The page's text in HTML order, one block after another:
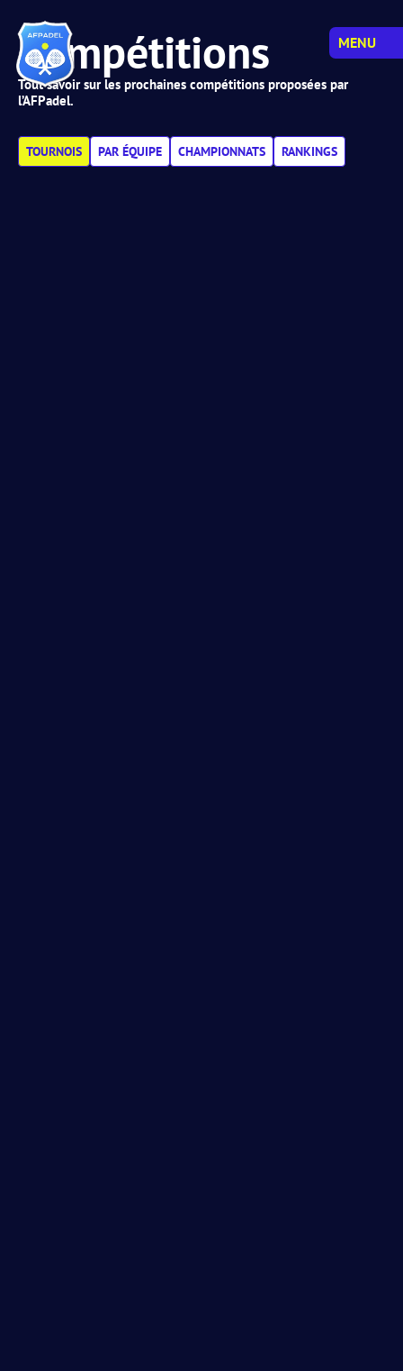
MENU
Compétitions
Tout savoir sur les prochaines compétitions proposées par
l’AFPadel.
TOURNOIS PAR ÉQUIPE CHAMPIONNATS RANKINGS